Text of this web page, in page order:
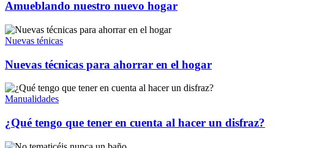
Amueblando nuestro nuevo hogar
Nuevas ténicas
Nuevas técnicas para ahorrar en el hogar
Manualidades
¿Qué tengo que tener en cuenta al hacer un disfraz?